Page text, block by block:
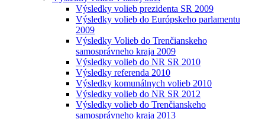
Výsledky volieb prezidenta SR 2009
Výsledky volieb do Európskeho parlamentu
2009
Výsledky Volieb do Trenčianskeho
samosprávneho kraja 2009
Výsledky volieb do NR SR 2010
Výsledky referenda 2010
Výsledky komunálnych volieb 2010
Výsledky volieb do NR SR 2012
Výsledky volieb do Trenčianskeho
samosprávneho kraja 2013